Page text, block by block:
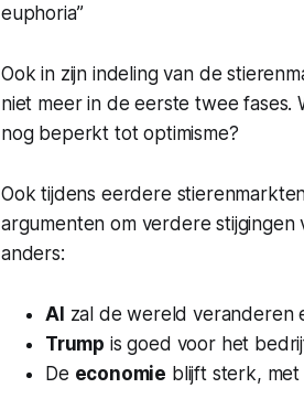
euphoria”
Ook in zijn indeling van de
niet meer in de eerste twee fases.
nog beperkt tot optimisme?
Ook tijdens eerdere
argumenten om verdere
anders:
AI zal de wereld veranderen
Trump is goed voor het
De economie blijft sterk,